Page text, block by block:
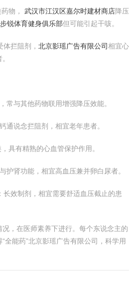
物， 武汉市江汉区嘉尔时建材商店降压
锐体育健身俱乐部但可能引起干咳。
拦阻剂， 北京影瑶广告有限公司相宜心
常与其他药物联用增强降压效能。
通说念拦阻剂，相宜老年患者。
具有精熟的心血管保护作用。
护肾功能，相宜高血压兼并卵白尿者。
长效制剂，相宜需要舒适血压截止的患
，在医师素养下进行。每个东说念主的
全能药”北京影瑶广告有限公司，科学用